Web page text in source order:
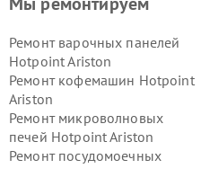
Ремонт варочных панелей
Hotpoint Ariston
Ремонт кофемашин Hotpoint
Ariston
Ремонт микроволновых
печей Hotpoint Ariston
Ремонт посудомоечных